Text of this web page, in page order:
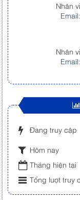
Nhân
Nhân
Đang truy cập
Hôm nay
Tháng hiện tại
Tổng lượt truy